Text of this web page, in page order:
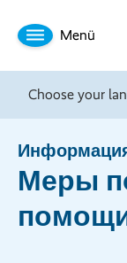
Menü
Choose your
Меры